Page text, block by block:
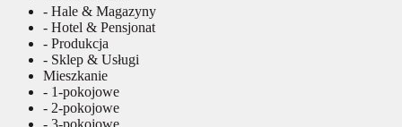
- Hale & Magazyny
- Hotel & Pensjonat
- Produkcja
- Sklep & Usługi
Mieszkanie
- 1-pokojowe
- 2-pokojowe
- 3-pokojowe